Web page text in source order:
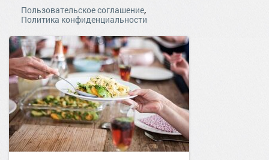
Пользовательское соглашение,
Политика конфиденциальности